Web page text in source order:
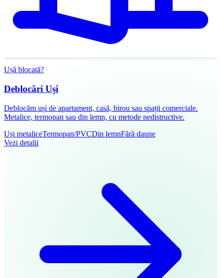
Ușă blocată?
Deblocări Uși
Deblocăm uși de apartament, casă, birou sau spații comerciale.
Metalice, termopan sau din lemn, cu metode nedistructive.
Uși metaliceTermopan/PVCDin lemnFără daune
Vezi detalii